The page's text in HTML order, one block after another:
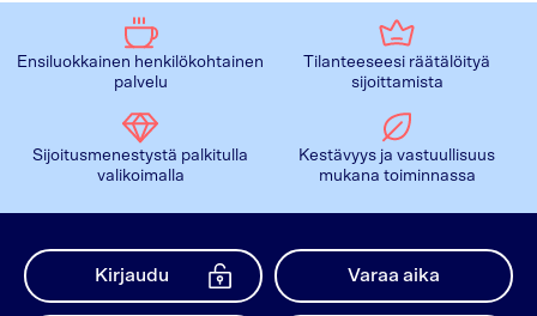
Ensiluokkainen henkilökohtainen
palvelu
Tilanteeseesi räätälöityä
sijoittamista
Sijoitusmenestystä palkitulla
valikoimalla
Kestävyys ja vastuullisuus
mukana toiminnassa
Kirjaudu Varaa aika